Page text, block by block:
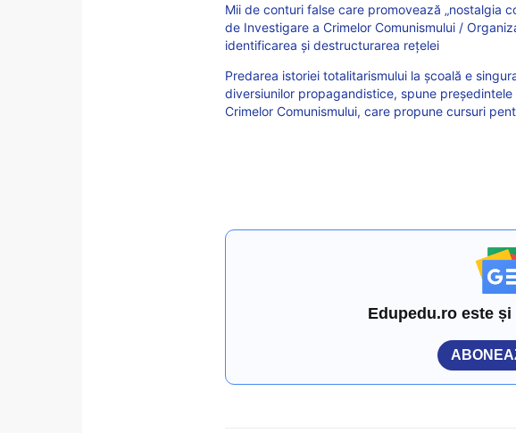
Mii de conturi false care promovează „nostalgia
de Investigare a Crimelor Comunismului /
identificarea şi destructurarea reţelei
Predarea istoriei totalitarismului la școală e
diversiunilor propagandistice, spune
Crimelor Comunismului, care propune cursuri
Edupedu.ro este